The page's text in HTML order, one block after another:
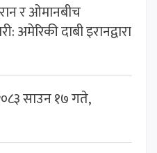
र ओमानबीच
अमेरिकी दाबी इरानद्वारा
साउन १७ गते,